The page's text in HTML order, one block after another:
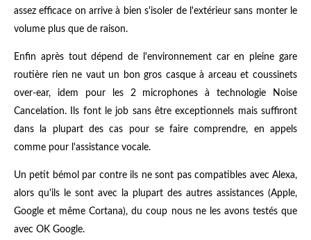
assez efficace on arrive à bien s'isoler de l'extérieur sans monter le
volume plus que de raison.
Enfin après tout dépend de l'environnement car en pleine gare
routière rien ne vaut un bon gros casque à arceau et coussinets
over-ear, idem pour les 2 microphones à technologie Noise
Cancelation. Ils font le job sans être exceptionnels mais suffiront
dans la plupart des cas pour se faire comprendre, en appels
comme pour l'assistance vocale.
Un petit bémol par contre ils ne sont pas compatibles avec Alexa,
alors qu'ils le sont avec la plupart des autres assistances (Apple,
Google et même Cortana), du coup nous ne les avons testés que
avec OK Google.